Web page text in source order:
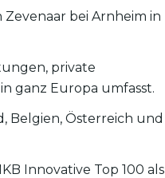
bei Arnheim in
private
ganz Europa umfasst.
Belgien, Österreich und
Innovative Top 100 als